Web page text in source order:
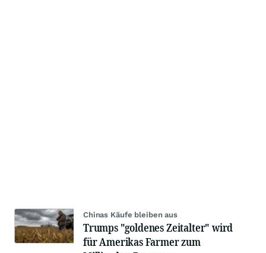
Chinas Käufe bleiben aus
Trumps "goldenes Zeitalter" wird
für Amerikas Farmer zum